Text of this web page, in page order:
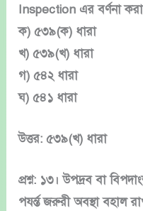
Inspection এর বর্ণনা
ক) ৫৩৯(ক) ধারা
খ) ৫৩৯(খ) ধারা
গ) ৫৪২ ধারা
ঘ) ৫৪১ ধারা
উত্তর: ৫৩৯(খ) ধারা
প্রশ্ন: ১৩। উপদ্রব বা
পযর্ন্ত জরুরী অবস্থা বহাল